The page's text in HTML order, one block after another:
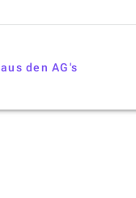
aus den AG's